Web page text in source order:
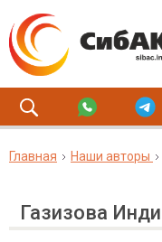
Главная Наши авторы
Газизова